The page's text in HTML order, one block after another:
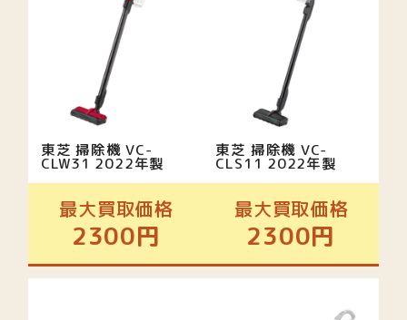
東芝 掃除機 VC-
CLW31 2022年製
最大買取価格
2300円
東芝 掃除機 VC-
CLS11 2022年製
最大買取価格
2300円